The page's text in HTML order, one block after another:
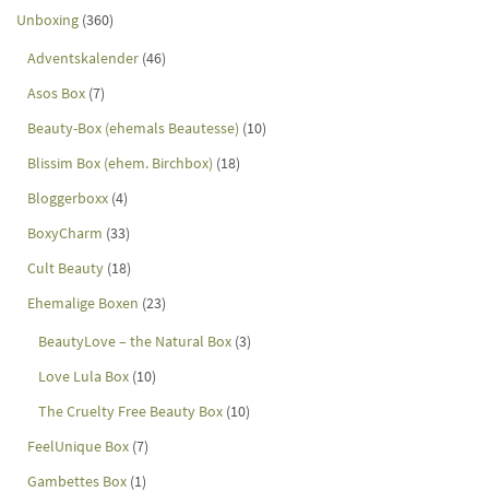
Unboxing (360)
Adventskalender (46)
Asos Box (7)
Beauty-Box (ehemals Beautesse) (10)
Blissim Box (ehem. Birchbox) (18)
Bloggerboxx (4)
BoxyCharm (33)
Cult Beauty (18)
Ehemalige Boxen (23)
BeautyLove – the Natural Box (3)
Love Lula Box (10)
The Cruelty Free Beauty Box (10)
FeelUnique Box (7)
Gambettes Box (1)